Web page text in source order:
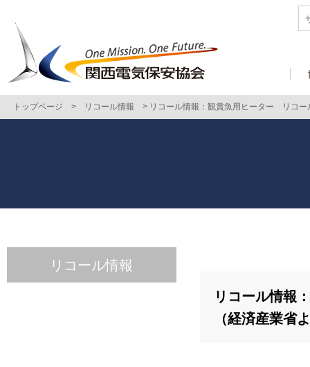
トップページ > リコール情報 > リコール情報：観賞魚用ヒーター リコー
リコール情報
（経済産業省
リコール情報